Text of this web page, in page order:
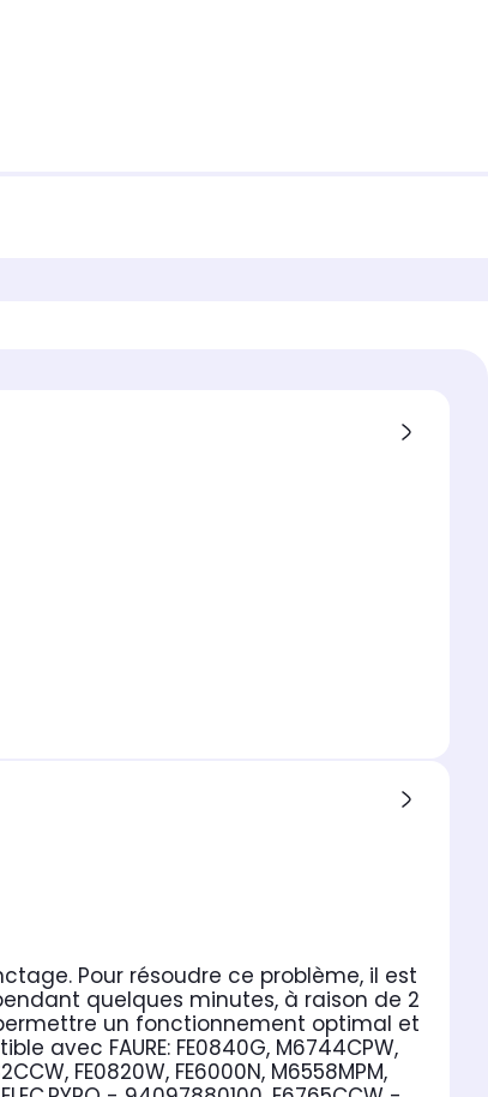
Pour résoudre ce problème, il est
quelques minutes, à raison de 2
un fonctionnement optimal et
avec FAURE: FE0840G, M6744CPW,
FE0820W, FE6000N, M6558MPM,